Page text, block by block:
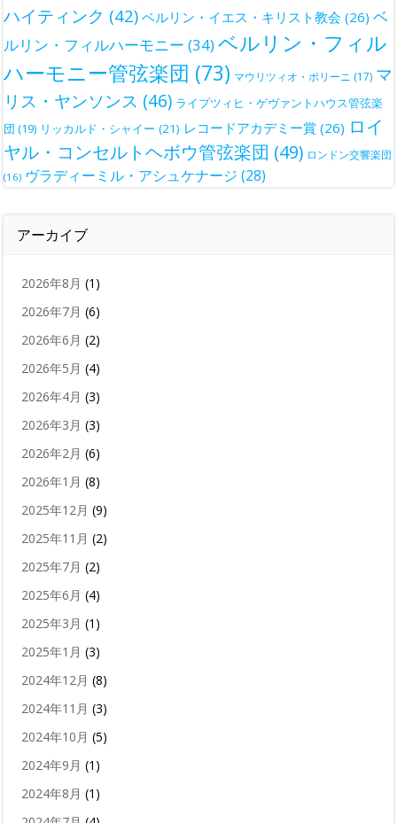
ハイティンク (42) ベルリン・イエス・キリスト教会 (26) ベ
ルリン・フィルハーモニー (34)ベルリン・フィル
ハーモニー管弦楽団 (73) マウリツィオ・ポリーニ (17) マ
リス・ヤンソンス (46) ライプツィヒ・ゲヴァントハウス管弦楽
団 (19) リッカルド・シャイー (21) レコードアカデミー賞 (26) ロイ
ヤル・コンセルトヘボウ管弦楽団 (49) ロンドン交響楽団
(16) ヴラディーミル・アシュケナージ (28)
アーカイブ
2026年8月 (1)
2026年7月 (6)
2026年6月 (2)
2026年5月 (4)
2026年4月 (3)
2026年3月 (3)
2026年2月 (6)
2026年1月 (8)
2025年12月 (9)
2025年11月 (2)
2025年7月 (2)
2025年6月 (4)
2025年3月 (1)
2025年1月 (3)
2024年12月 (8)
2024年11月 (3)
2024年10月 (5)
2024年9月 (1)
2024年8月 (1)